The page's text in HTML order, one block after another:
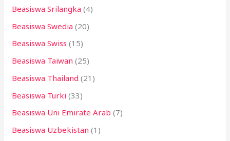
Beasiswa Srilangka (4)
Beasiswa Swedia (20)
Beasiswa Swiss (15)
Beasiswa Taiwan (25)
Beasiswa Thailand (21)
Beasiswa Turki (33)
Beasiswa Uni Emirate Arab (7)
Beasiswa Uzbekistan (1)